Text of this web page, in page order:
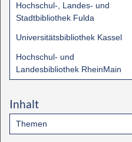
Hochschul-, Landes- und
Stadtbibliothek Fulda
Universitätsbibliothek Kassel
Hochschul- und
Landesbibliothek RheinMain
Inhalt
Themen